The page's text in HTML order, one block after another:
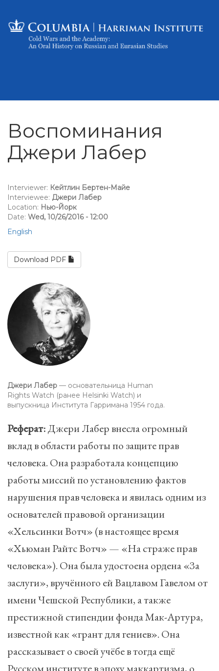
Воспоминания
Джери Лабер
Interviewer: Кейтлин Бертен-Майе
Interviewee: Джери Лабер
Location: Нью-Йорк
Date: Wed, 10/26/2016 - 12:00
English
Download PDF
Джери Лабер — основательница Human
Rights Watch (ранее Helsinki Watch) и
выпускница Института Гарримана 1954 года.
Реферат:Джери Лабер внесла огромный
вклад в области работы по защите прав
человека. Она разработала концепцию
работы миссий по установлению фактов
нарушения прав человека и явилась одним из
основателей правовой организации
«Хельсинки Вотч» (в настоящее время
«Хьюман Райтс Вотч» — «На страже прав
человека»). Она была удостоена ордена «За
заслуги», вручённого ей Вацлавом Гавелом от
имени Чешской Республики, а также
престижной стипендии фонда Мак-Артура,
известной как «грант для гениев». Она
рассказывает о своей учёбе в тогда ещё